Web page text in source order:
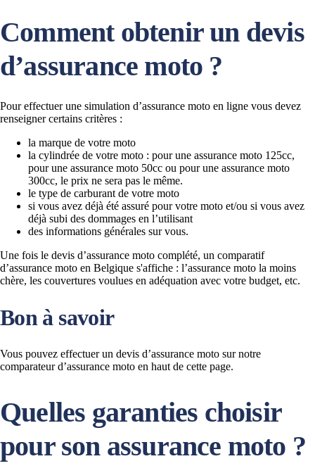
Comment obtenir un devis
d’assurance moto ?
Pour effectuer une simulation d’assurance moto en ligne vous devez
renseigner certains critères :
la marque de votre moto
la cylindrée de votre moto : pour une assurance moto 125cc,
pour une assurance moto 50cc ou pour une assurance moto
300cc, le prix ne sera pas le même.
le type de carburant de votre moto
si vous avez déjà été assuré pour votre moto et/ou si vous avez
déjà subi des dommages en l’utilisant
des informations générales sur vous.
Une fois le devis d’assurance moto complété, un comparatif
d’assurance moto en Belgique s'affiche : l’assurance moto la moins
chère, les couvertures voulues en adéquation avec votre budget, etc.
Bon à savoir
Vous pouvez effectuer un devis d’assurance moto sur notre
comparateur d’assurance moto en haut de cette page.
Quelles garanties choisir
pour son assurance moto ?